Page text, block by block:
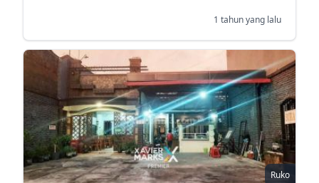
1 tahun yang lalu
Ruko